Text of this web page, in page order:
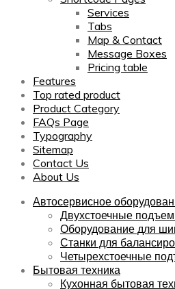
Services
Tabs
Map & Contact
Message Boxes
Pricing table
Features
Top rated product
Product Category
FAQs Page
Typography
Sitemap
Contact Us
About Us
Автосервисное
Двухстоечные
Оборудование для
Станки для
Четырехстоечные
Бытовая техника
Кухонная бытовая